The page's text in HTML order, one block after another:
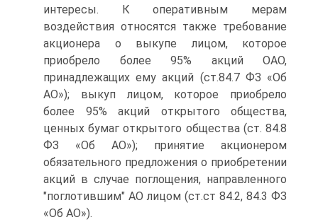
интересы. К оперативным мерам
воздействия относятся также требование
акционера о выкупе лицом, которое
приобрело более 95% акций ОАО,
принадлежащих ему акций (ст.84.7 ФЗ «Об
АО»); выкуп лицом, которое приобрело
более 95% акций открытого общества,
ценных бумаг открытого общества (ст. 84.8
ФЗ «Об АО»); принятие акционером
обязательного предложения о приобретении
акций в случае поглощения, направленного
"поглотившим" АО лицом (ст.ст 84.2, 84.3 ФЗ
«Об АО»).